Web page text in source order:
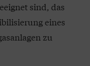
sind, das
eines
zu